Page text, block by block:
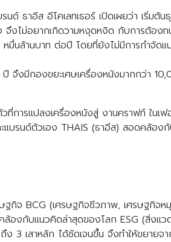
ธาอีส อีโคเลทเธอร์ เปิดเผยว่า เริ่มต้
งไม่อยากเกิดวามหงุดหงิด กับการต้องท
มื่นล้านบาท ต่อปี โดยที่ยังไม่มีการกำจัด
จึงมีกองขยะเศษเครื่องหนังมากกว่า
การแปลงเครื่องหนังสู่ งานคราฟท์ ในเ
บรนด์ตัวเอง THAIS (ธาอีส) สอดคล้อง
กิจ BCG (เศรษฐกิจชีวภาพ, เศรษฐกิจ
องกับแนวคิดล่าสุดของโลก ESG (สิ่งแ
ง 3 เสาหลัก ได้ชัดเจนขึ้น จึงทำให้ขยา